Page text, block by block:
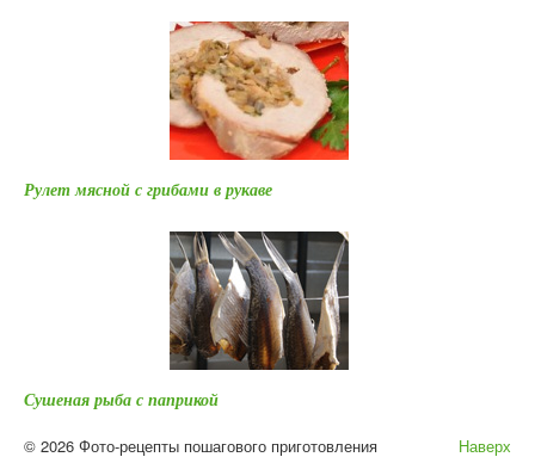
Рулет мясной с грибами в рукаве
Сушеная рыба с паприкой
Наверх
© 2026 Фото-рецепты пошагового приготовления